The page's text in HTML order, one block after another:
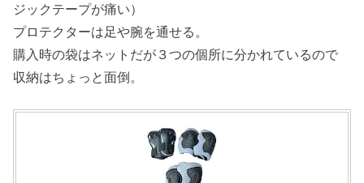
ジックテープが痛い）
プロテクターは足や腕を通せる。
購入時の袋はネットだが３つの個所に分かれているので
収納はちょっと面倒。